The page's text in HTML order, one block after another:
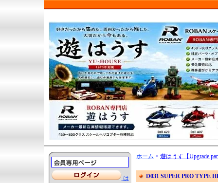
は
ホーム > 遊はうす【Upgrade
D031 SUPER PRO TYPE